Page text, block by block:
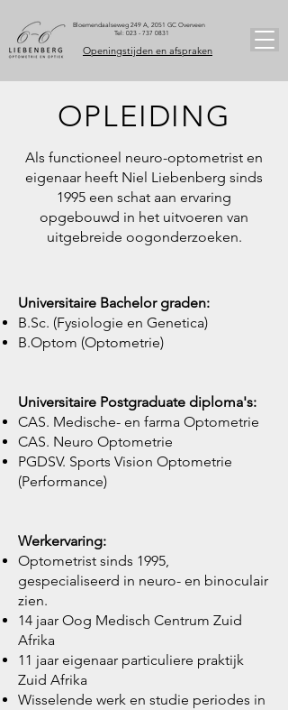
Bloemendaalseweg 249 A, 2051 GC Overveen
Tel: 023 - 737 0831
Openingstijden en afspraken
OPLEIDING
Als functioneel neuro-optometrist en
eigenaar heeft Niel Liebenberg sinds
1995 een schat aan ervaring
opgebouwd in het uitvoeren van
uitgebreide oogonderzoeken.
Universitaire Bachelor graden:
B.Sc. (Fysiologie en Genetica)
B.Optom (Optometrie)
Universitaire Postgraduate diploma's:
CAS. Medische- en farma Optometrie
CAS. Neuro Optometrie
PGDSV. Sports Vision Optometrie
(Performance)
Werkervaring:
Optometrist sinds 1995,
gespecialiseerd in neuro- en binoculair
zien.
14 jaar Oog Medisch Centrum Zuid
Afrika
11 jaar eigenaar particuliere praktijk
Zuid Afrika
Wisselende werk en studie periodes in